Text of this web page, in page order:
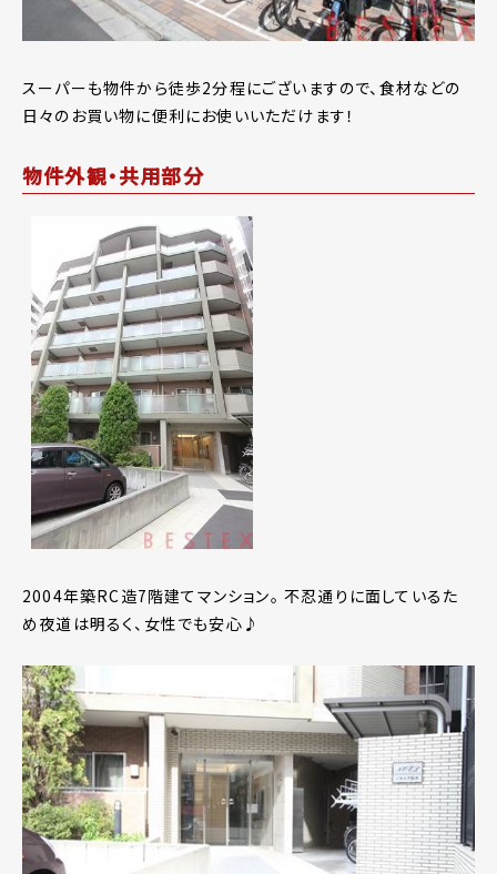
スーパーも物件から徒歩2分程にございますので、食材などの
日々のお買い物に便利にお使いいただけます！
物件外観・共用部分
2004年築RC造7階建てマンション。 不忍通りに面しているた
め夜道は明るく、女性でも安心♪